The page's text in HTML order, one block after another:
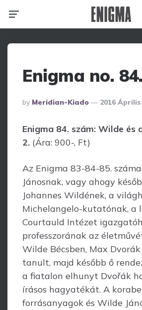
Enigma no. 84.
Posted
By
By Meridian-Kiado 2016 Április
Enigma 84. szám: Wilde és
2. (Ára: 900-, Ft)
Az Enigma 83-84-85.
Jánosnak, vagy ahogy
Johannes Wildének, a
Michelangelo-kutatónak, a
Courtauld Intézet
professzorának az
Wilde Bécsben, Max
tanult, majd később ő
a fiatalon elhunyt Dvořák
írásos hagyatékát. A
forrásanyagok és Wilde